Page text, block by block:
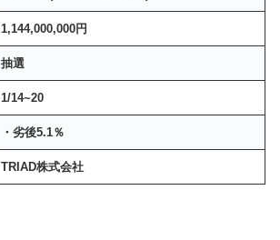
1,144,000,000円
抽選
1/14~20
・劣後5.1％
TRIAD株式会社